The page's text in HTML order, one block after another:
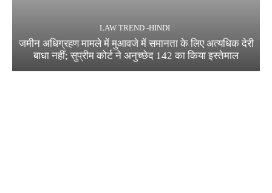
LAW TREND -HINDI
जमीन अधिग्रहण मामले में मुआवजे में समानता के लिए अत्यधिक देरी
बाधा नहीं; सुप्रीम कोर्ट ने अनुच्छेद 142 का किया इस्तेमाल